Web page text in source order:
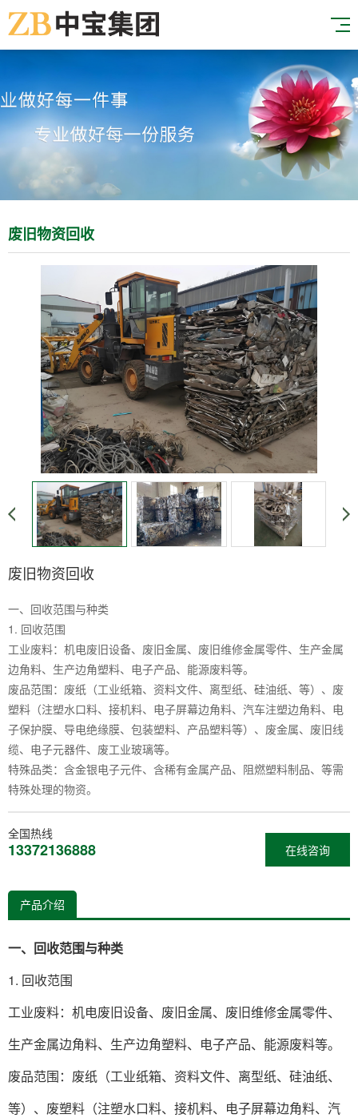
废旧物资回收
废旧物资回收
一、回收范围与种类
1. 回收范围‌
工业废料‌：机电废旧设备、废旧金属、废旧维修金属零件、生产金属
边角料、生产边角塑料、电子产品、能源废料等‌。
废品‌范围：废纸（工业纸箱、资料文件、离型纸、硅油纸、等）、废
塑料（注塑水口料、接机料、电子屏幕边角料、汽车注塑边角料、电
子保护膜、导电绝缘膜、包装塑料、产品塑料等）、废金属、废旧线
缆、电子元器件、废工业玻璃等‌。
特殊品类‌：含金银电子元件、含稀有金属产品、阻燃塑料制品、等需
特殊处理的物资‌。
在线咨询
全国热线
13372136888
产品介绍
一、回收范围与种类
1. 回收范围‌
工业废料‌：机电废旧设备、废旧金属、废旧维修金属零件、
生产金属边角料、生产边角塑料、电子产品、能源废料等‌。
废品‌范围：废纸（工业纸箱、资料文件、离型纸、硅油纸、
等）、废塑料（注塑水口料、接机料、电子屏幕边角料、汽